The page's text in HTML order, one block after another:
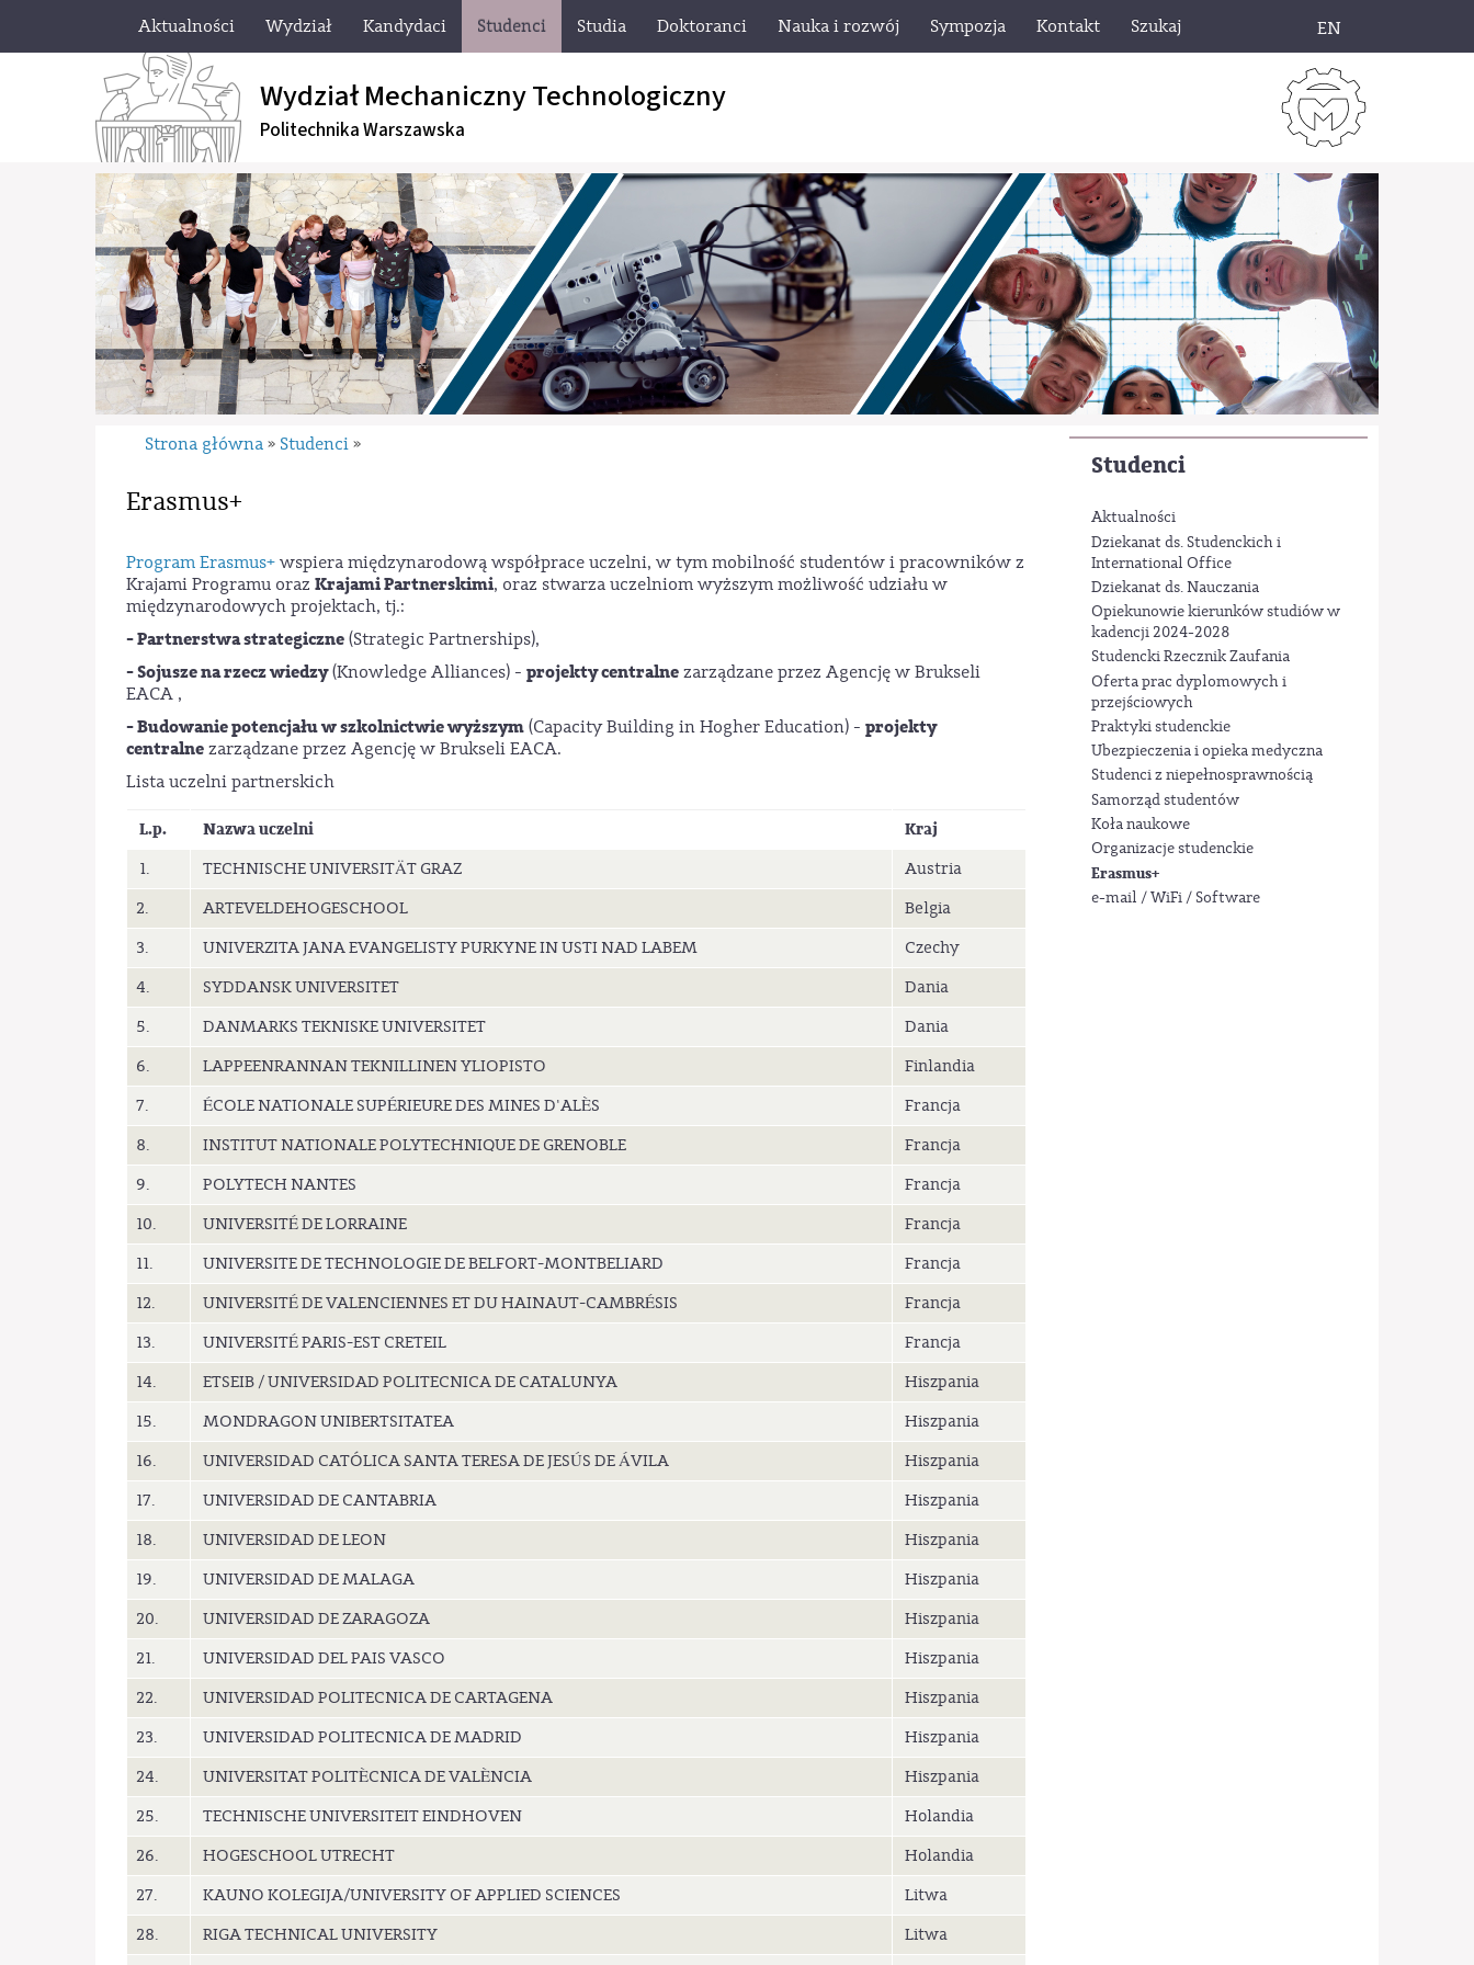
Aktualności Wydział Kandydaci Studenci Studia Doktoranci Nauka i rozwój Sympozja Kontakt Szukaj EN
Wydział Mechaniczny Technologiczny
Politechnika Warszawska
Studenci
Aktualności
Dziekanat ds. Studenckich i
International Office
Dziekanat ds. Nauczania
Opiekunowie kierunków studiów w
kadencji 2024-2028
Studencki Rzecznik Zaufania
Oferta prac dyplomowych i
przejściowych
Praktyki studenckie
Ubezpieczenia i opieka medyczna
Studenci z niepełnosprawnością
Samorząd studentów
Koła naukowe
Organizacje studenckie
Erasmus+
e-mail / WiFi / Software
Strona główna » Studenci »
Erasmus+
Program Erasmus+ wspiera międzynarodową współprace uczelni, w tym mobilność studentów i pracowników z
Krajami Programu oraz Krajami Partnerskimi, oraz stwarza uczelniom wyższym możliwość udziału w
międzynarodowych projektach, tj.:
- Partnerstwa strategiczne (Strategic Partnerships),
- Sojusze na rzecz wiedzy(Knowledge Alliances) - projekty centralne zarządzane przez Agencję w Brukseli
EACA ,
- Budowanie potencjału w szkolnictwie wyższym (Capacity Building in Hogher Education) - projekty
centralne zarządzane przez Agencję w Brukseli EACA.
Lista uczelni partnerskich
L.p. Nazwa uczelni Kraj
1. TECHNISCHE UNIVERSITÄT GRAZ
Austria
2.
ARTEVELDEHOGESCHOOL
Belgia
3.
UNIVERZITA JANA EVANGELISTY PURKYNE IN USTI NAD LABEM
Czechy
4.
SYDDANSK UNIVERSITET
Dania
5.
DANMARKS TEKNISKE UNIVERSITET
Dania
6.
LAPPEENRANNAN TEKNILLINEN YLIOPISTO
Finlandia
7.
ÉCOLE NATIONALE SUPÉRIEURE DES MINES D'ALÈS
Francja
8.
INSTITUT NATIONALE POLYTECHNIQUE DE GRENOBLE
Francja
9.
POLYTECH NANTES
Francja
10.
UNIVERSITÉ DE LORRAINE
Francja
11.
UNIVERSITE DE TECHNOLOGIE DE BELFORT-MONTBELIARD
Francja
12.
UNIVERSITÉ DE VALENCIENNES ET DU HAINAUT-CAMBRÉSIS
Francja
13.
UNIVERSITÉ PARIS-EST CRETEIL
Francja
14.
ETSEIB / UNIVERSIDAD POLITECNICA DE CATALUNYA
Hiszpania
15.
MONDRAGON UNIBERTSITATEA
Hiszpania
16.
UNIVERSIDAD CATÓLICA SANTA TERESA DE JESÚS DE ÁVILA
Hiszpania
17.
UNIVERSIDAD DE CANTABRIA
Hiszpania
18.
UNIVERSIDAD DE LEON
Hiszpania
19.
UNIVERSIDAD DE MALAGA
Hiszpania
20.
UNIVERSIDAD DE ZARAGOZA
Hiszpania
21.
UNIVERSIDAD DEL PAIS VASCO
Hiszpania
22.
UNIVERSIDAD POLITECNICA DE CARTAGENA
Hiszpania
23.
UNIVERSIDAD POLITECNICA DE MADRID
Hiszpania
24.
UNIVERSITAT POLITÈCNICA DE VALÈNCIA
Hiszpania
25.
TECHNISCHE UNIVERSITEIT EINDHOVEN
Holandia
26.
HOGESCHOOL UTRECHT
Holandia
27.
KAUNO KOLEGIJA/UNIVERSITY OF APPLIED SCIENCES
Litwa
28.
RIGA TECHNICAL UNIVERSITY
Litwa